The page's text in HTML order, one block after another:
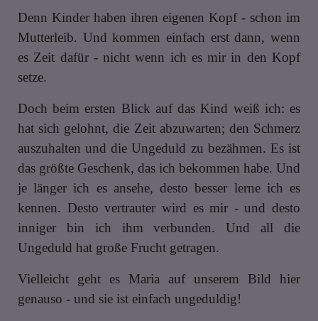
Denn Kinder haben ihren eigenen Kopf - schon im
Mutterleib. Und kommen einfach erst dann, wenn
es Zeit dafür - nicht wenn ich es mir in den Kopf
setze.
Doch beim ersten Blick auf das Kind weiß ich: es
hat sich gelohnt, die Zeit abzuwarten; den Schmerz
auszuhalten und die Ungeduld zu bezähmen. Es ist
das größte Geschenk, das ich bekommen habe. Und
je länger ich es ansehe, desto besser lerne ich es
kennen. Desto vertrauter wird es mir - und desto
inniger bin ich ihm verbunden. Und all die
Ungeduld hat große Frucht getragen.
Vielleicht geht es Maria auf unserem Bild hier
genauso - und sie ist einfach ungeduldig!